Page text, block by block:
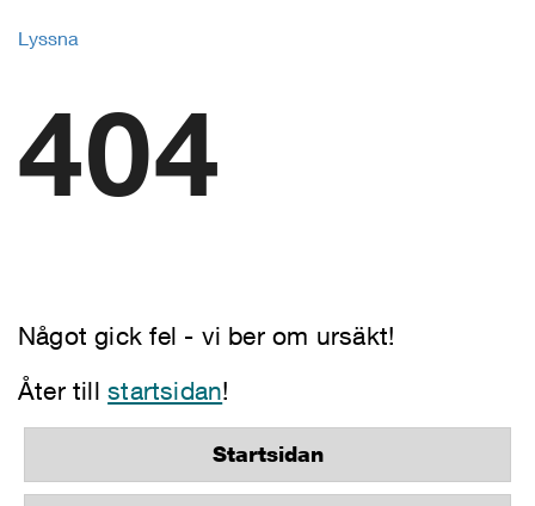
Lyssna
404
Något gick fel - vi ber om ursäkt!
Åter tillstartsidan!
Startsidan